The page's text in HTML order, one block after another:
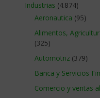
Industrias (4.874)
Aeronautica (95)
Alimentos,
(325)
Automotriz (379)
Banca y Servicios
Comercio y ventas